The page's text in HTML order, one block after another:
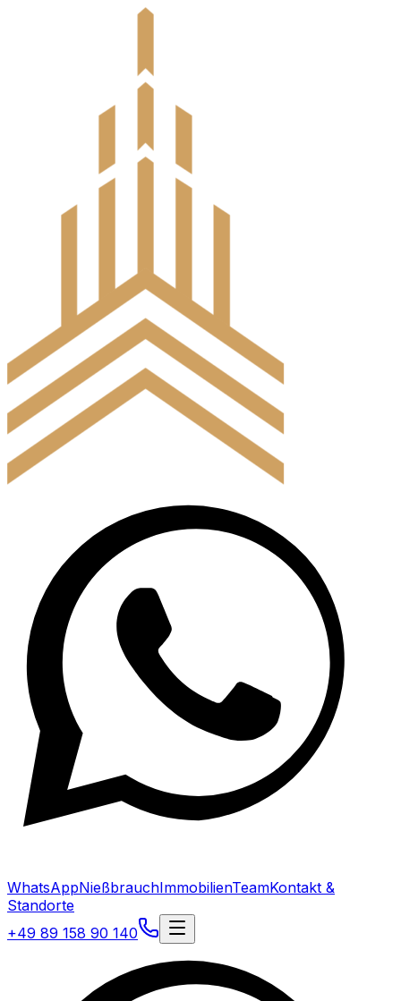
WhatsAppNießbrauchImmobilienTeamKontakt &
Standorte
+49 89 158 90 140